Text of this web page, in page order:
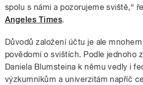
spolu s námi a pozorujeme sviště,“
Angeles Times.
Důvodů založení účtu je ale
povědomí o svištích. Podle jednoho
Daniela Blumsteina k němu vedly i
výzkumníkům a univerzitám napříč